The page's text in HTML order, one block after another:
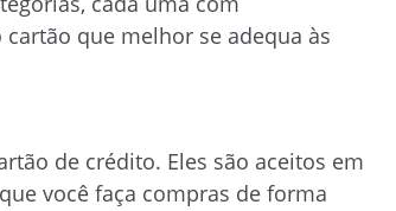
que melhor se adequa às
de crédito. Eles são aceitos em
você faça compras de forma